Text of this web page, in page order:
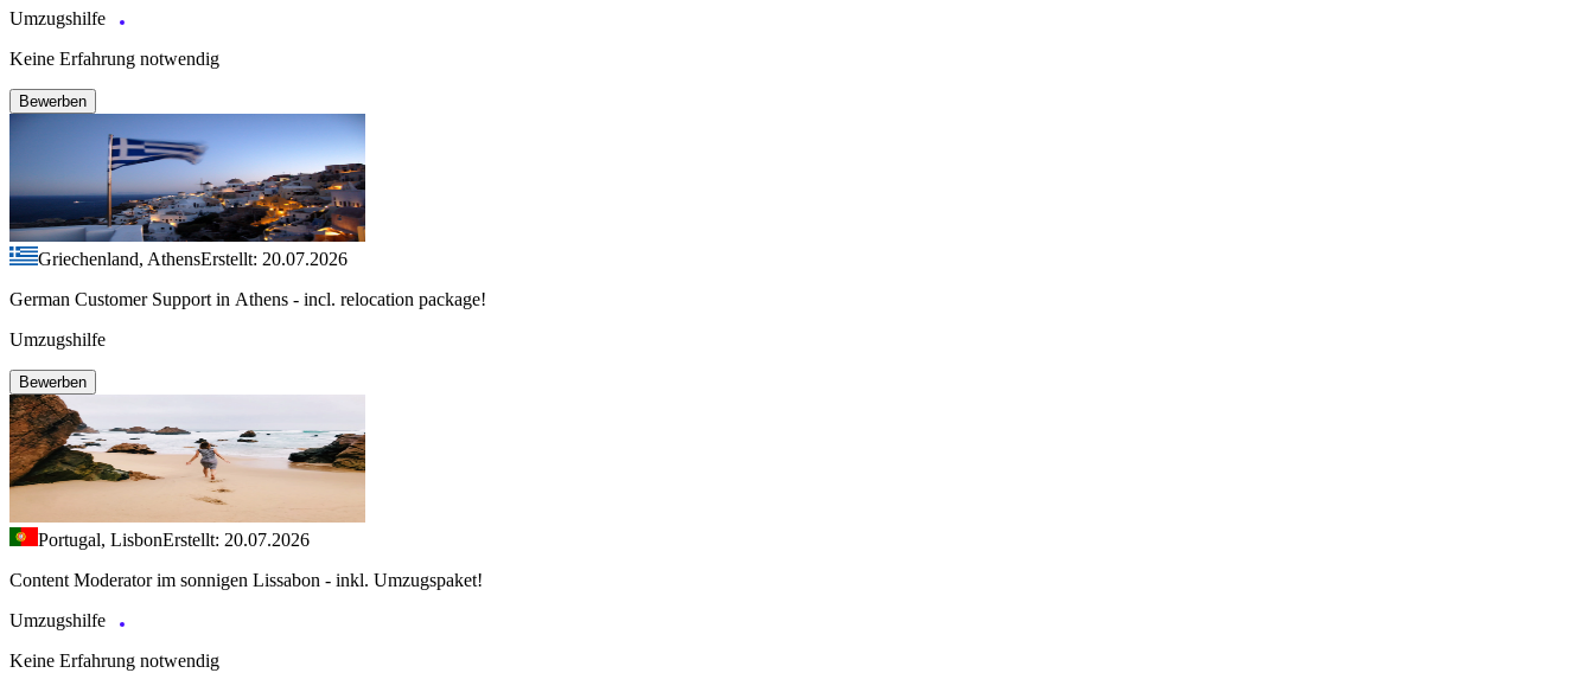
Umzugshilfe
Keine Erfahrung notwendig
Bewerben
Griechenland, AthensErstellt: 20.07.2026
German Customer Support in Athens - incl. relocation package!
Umzugshilfe
Bewerben
Portugal, LisbonErstellt: 20.07.2026
Content Moderator im sonnigen Lissabon - inkl. Umzugspaket!
Umzugshilfe
Keine Erfahrung notwendig